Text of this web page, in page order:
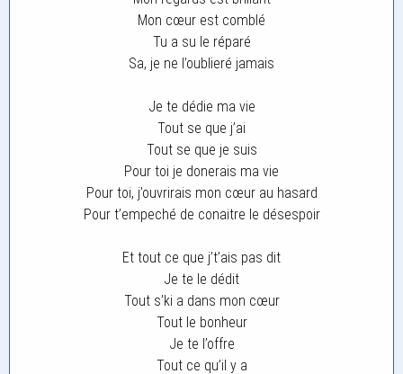
Mon cœur est comblé
Tu a su le réparé
Sa, je ne l’oublieré jamais
Je te dédie ma vie
Tout se que j’ai
Tout se que je suis
Pour toi je donerais ma vie
Pour toi, j’ouvrirais mon cœur au hasard
Pour t’empeché de conaitre le désespoir
Et tout ce que j’t’ais pas dit
Je te le dédit
Tout s’ki a dans mon cœur
Tout le bonheur
Je te l’offre
Tout ce qu’il y a